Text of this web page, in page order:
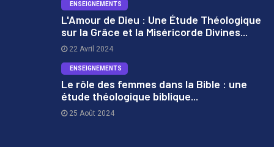
ENSEIGNEMENTS
L'Amour de Dieu : Une Étude Théologique
sur la Grâce et la Miséricorde Divines...
22 Avril 2024
ENSEIGNEMENTS
Le rôle des femmes dans la Bible : une
étude théologique biblique...
25 Août 2024